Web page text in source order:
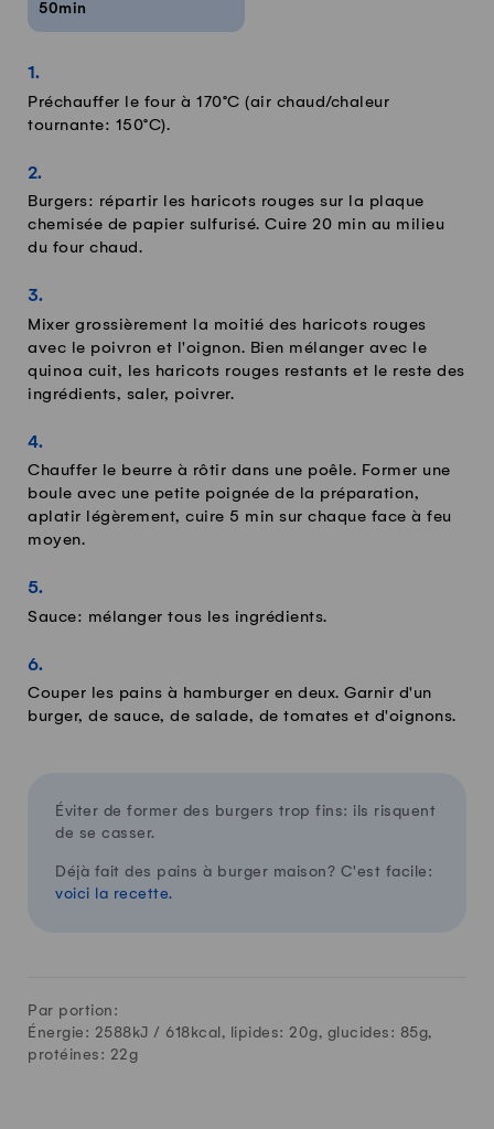
50min
Préchauffer le four à 170°C (air chaud/chaleur
tournante: 150°C).
Burgers: répartir les haricots rouges sur la plaque
chemisée de papier sulfurisé. Cuire 20 min au milieu
du four chaud.
Mixer grossièrement la moitié des haricots rouges
avec le poivron et l'oignon. Bien mélanger avec le
quinoa cuit, les haricots rouges restants et le reste des
ingrédients, saler, poivrer.
Chauffer le beurre à rôtir dans une poêle. Former une
boule avec une petite poignée de la préparation,
aplatir légèrement, cuire 5 min sur chaque face à feu
moyen.
Sauce: mélanger tous les ingrédients.
Couper les pains à hamburger en deux. Garnir d'un
burger, de sauce, de salade, de tomates et d'oignons.
Éviter de former des burgers trop fins: ils risquent
de se casser.
Déjà fait des pains à burger maison? C'est facile:
voici la recette.
Par portion:
Énergie: 2588kJ / 618 kcal, lipides: 20g, glucides: 85g,
protéines: 22g